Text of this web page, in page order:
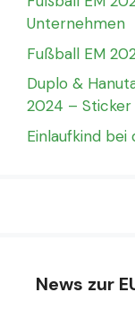
Unternehmen
Fußball EM
Duplo &
2024 –
Einlaufkind bei
News zur